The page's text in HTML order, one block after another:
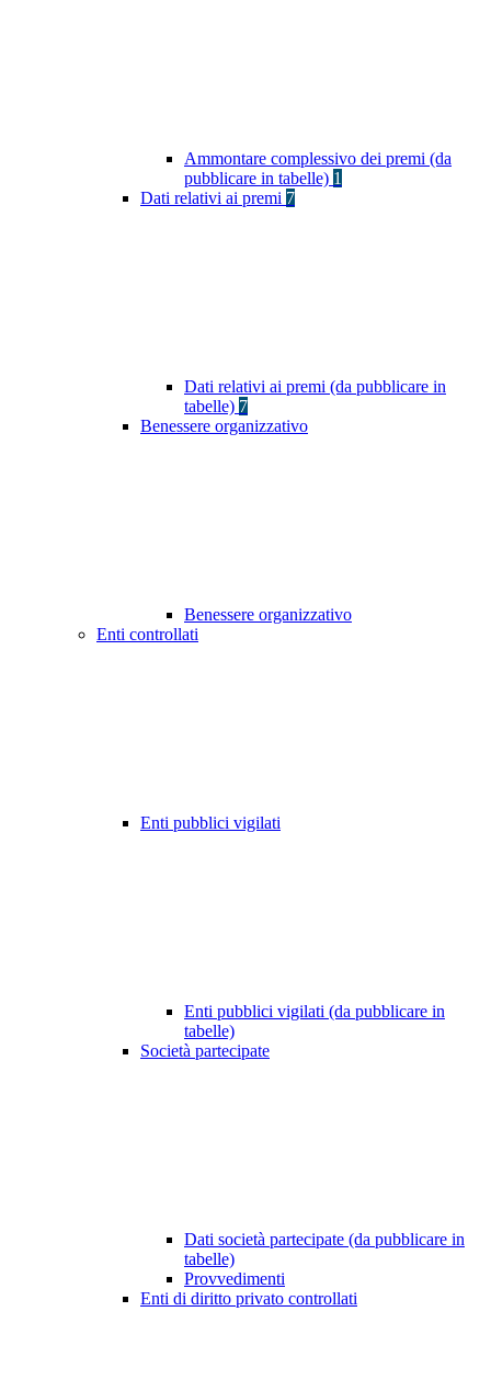
Ammontare complessivo dei premi (da
pubblicare in tabelle) 1
Dati relativi ai premi 7
Dati relativi ai premi (da pubblicare in
tabelle) 7
Benessere organizzativo
Benessere organizzativo
Enti controllati
Enti pubblici vigilati
Enti pubblici vigilati (da pubblicare in
tabelle)
Società partecipate
Dati società partecipate (da pubblicare in
tabelle)
Provvedimenti
Enti di diritto privato controllati